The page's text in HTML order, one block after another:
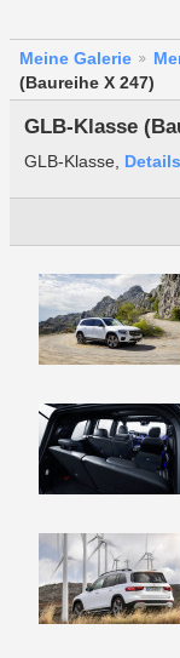
Meine Galerie
(Baureihe X 247)
GLB-Klasse
GLB-Klasse,